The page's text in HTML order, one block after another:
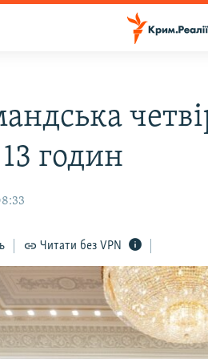
годин
Читати без VPN